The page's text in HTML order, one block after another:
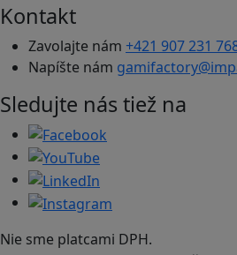
Kontakt
Zavolajte nám +421 907 231
Napíšte nám
Sledujte nás tiež na
Nie sme platcami DPH.